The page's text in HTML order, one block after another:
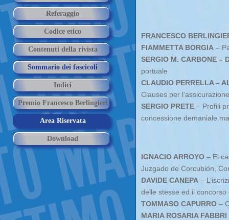
FRANCESCO
FIAMMETTA BORGIA –
SERGIO M. CARBONE –
portuale
CLAUDIO PERRELLA –
Clauses per
SERGIO PRETE – Profili
concessione demaniale
IGNACIO ARROYO – El
Juzgado de Corcubión,
DAVIDE CANEPA –
delle stesse ed il
TOMMASO CAPURRO –
MARIA ROSARIA FABBRI
Referaggio
Codice etico
Contenuti della rivista
Sommario dei fascicoli
Indici
Premio Francesco Berlingieri
Area Riservata
Download